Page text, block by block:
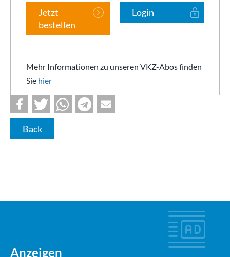
Jetzt
bestellen
Login
Mehr Informationen zu unseren VKZ-Abos finden
Sie hier
Back
Anzeigen